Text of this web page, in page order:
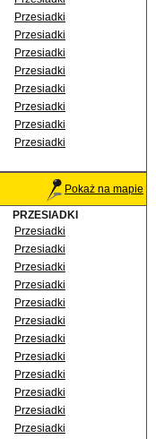
Przesiadki
Przesiadki
Przesiadki
Przesiadki
Przesiadki
Przesiadki
Przesiadki
Przesiadki
Pokaż na mapie
PRZESIADKI
Przesiadki
Przesiadki
Przesiadki
Przesiadki
Przesiadki
Przesiadki
Przesiadki
Przesiadki
Przesiadki
Przesiadki
Przesiadki
Przesiadki